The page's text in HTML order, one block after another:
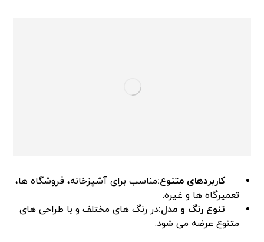
کاربردهای متنوع:مناسب برای آشپزخانه، فروشگاه ها،
تعمیرگاه ها و غیره.
تنوع رنگ و مدل:در رنگ های مختلف و با طراحی های
متنوع عرضه می شود.